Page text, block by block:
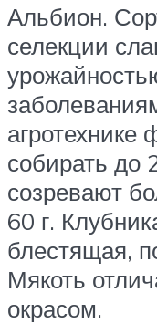
Альбион.
селекции
агротехнике
собирать до
созревают
60 г.
блестящая,
Мякоть
окрасом.